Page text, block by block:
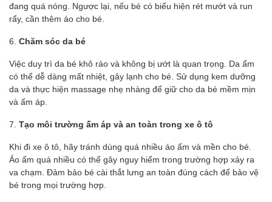
đang quá nóng. Ngược lại, nếu bé có biểu hiện rét mướt và run
rẩy, cần thêm áo cho bé.
6. Chăm sóc da bé
Việc duy trì da bé khô ráo và không bị ướt là quan trọng. Da ẩm
có thể dễ dàng mất nhiệt, gây lạnh cho bé. Sử dụng kem dưỡng
da và thực hiện massage nhẹ nhàng để giữ cho da bé mềm mịn
và ấm áp.
7. Tạo môi trường ấm áp và an toàn trong xe ô tô
Khi đi xe ô tô, hãy tránh dùng quá nhiều áo ấm và mền cho bé.
Áo ấm quá nhiều có thể gây nguy hiểm trong trường hợp xảy ra
va chạm. Đảm bảo bé cài thắt lưng an toàn đúng cách để bảo vệ
bé trong mọi trường hợp.